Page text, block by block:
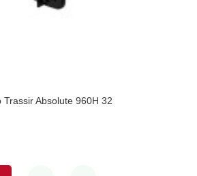
Trassir Absolute 960H 32